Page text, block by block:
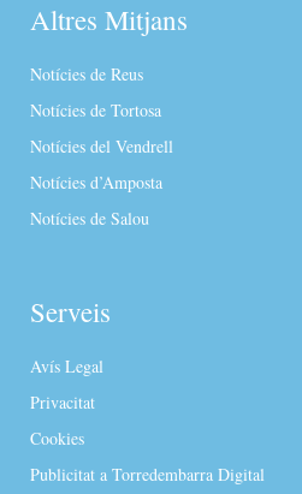
Altres Mitjans
Notícies de Reus
Notícies de Tortosa
Notícies del Vendrell
Notícies d’Amposta
Notícies de Salou
Serveis
Avís Legal
Privacitat
Cookies
Publicitat a Torredembarra Digital